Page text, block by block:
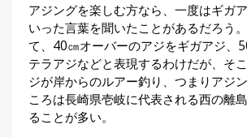
アジングを楽しむ方なら、一度はギガ
いった言葉を聞いたことがあるだろう
て、40㎝オーバーのアジをギガアジ、
テラアジなどと表現するわけだが、そ
ジが岸からのルアー釣り、つまりアジ
ころは長崎県壱岐に代表される西の離
ることが多い。
全
国
お
す
す
め
釣
›